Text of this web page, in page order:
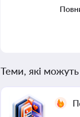
Теми, які можуть